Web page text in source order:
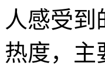
人感受
热度，主